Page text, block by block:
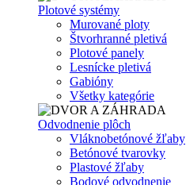
Plotové systémy
Murované ploty
Štvorhranné pletivá
Plotové panely
Lesnícke pletivá
Gabióny
Všetky kategórie
Odvodnenie plôch
Vláknobetónové žľaby
Betónové tvarovky
Plastové žľaby
Bodové odvodnenie